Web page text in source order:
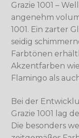
Grazie 1001 –
angenehm
1001. Ein zarter
seidig
Farbtönen
Akzentfarben
Flamingo als
Bei der
Grazie 1001
Die besonders